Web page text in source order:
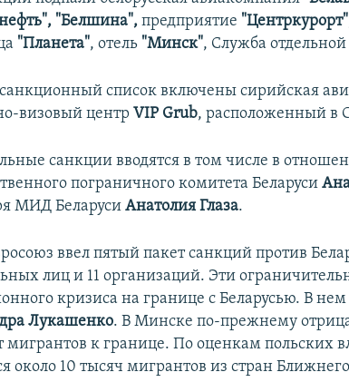
"Белшина", предприятие "Центркурорт"
"Планета", отель "Минск", Служба
список включены сирийская
визовый центр VIP Grub, расположенный в
санкции вводятся в том числе в
пограничного комитета Беларуси
МИД БеларусиАнатолия Глаза.
ввел пятый пакет санкций против
лиц и 11 организаций. Эти
кризиса на границе с Беларусью. В
Лукашенко. В Минске по-прежнему
мигрантов к границе. По оценкам польских
около 10 тысяч мигрантов из стран